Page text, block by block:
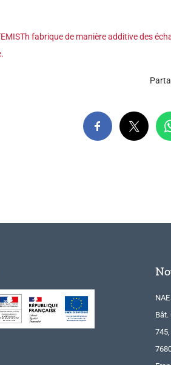
fabrique de manière additive des
NAE
Bât.
745,